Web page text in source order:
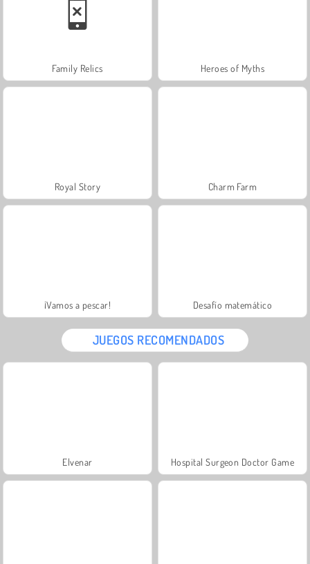
Family Relics Heroes of Myths
Royal Story Charm Farm
¡Vamos a pescar! Desafío matemático
JUEGOS RECOMENDADOS
Elvenar Hospital Surgeon Doctor Game